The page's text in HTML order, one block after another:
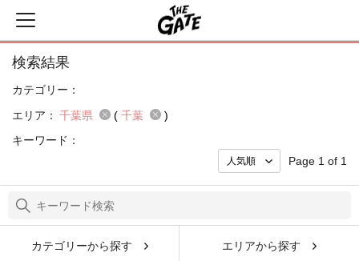
検索結果
カテゴリー：
エリア： 千葉県 ( 千葉
)
キーワード：
Page 1 of 1
カテゴリーから探す エリアから探す